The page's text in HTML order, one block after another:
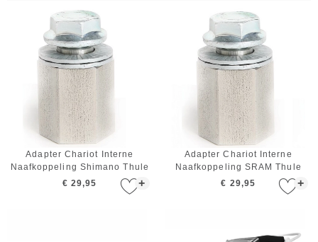
+
Adapter Chariot Interne
Naafkoppeling Shimano Thule
€ 29,95
+
Adapter Chariot Interne
Naafkoppeling SRAM Thule
€ 29,95